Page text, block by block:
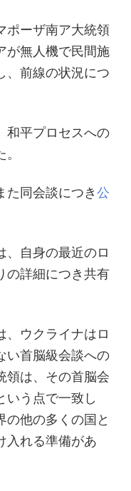
ポーザ南ア大統領
が無人機で民間施
、前線の状況につ
和平プロセスへの
た同会談につき公
、自身の最近のロ
の詳細につき共有
、ウクライナはロ
い首脳級会談への
領は、その首脳会
いう点で一致し
の他の多くの国と
入れる準備があ